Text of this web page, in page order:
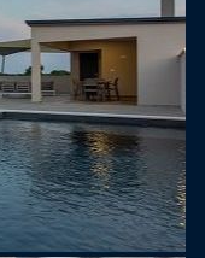
i gangavstand
av fantastiske
sykkelruter. Vi er
denne villaen
og